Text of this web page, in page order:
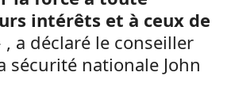
intérêts et à ceux de
, a déclaré le conseiller
sécurité nationale John